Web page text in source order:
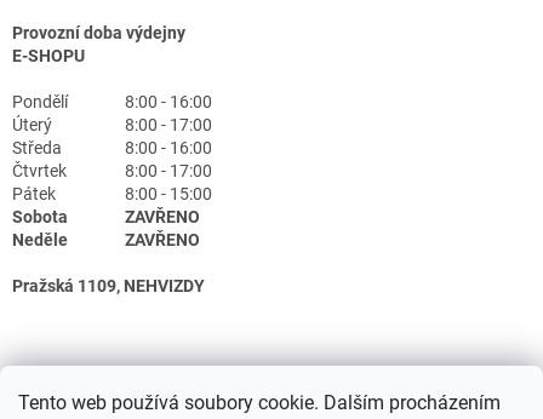
Tento web používá soubory cookie. Dalším procházením
Provozní doba výdejny
E-SHOPU
Pondělí
8:00 - 16:00
Úterý
8:00 - 17:00
Středa
8:00 - 16:00
Čtvrtek
8:00 - 17:00
Pátek
8:00 - 15:00
Sobota
ZAVŘENO
Neděle
ZAVŘENO
Pražská 1109, NEHVIZDY